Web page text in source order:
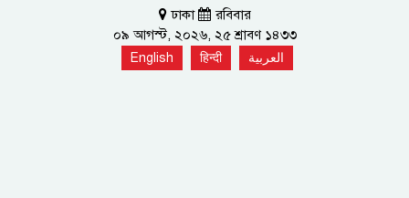
ঢাকা
রবিবার
০৯ আগস্ট, ২০২৬, ২৫ শ্রাবণ ১৪৩৩
English हिन्दी العربية